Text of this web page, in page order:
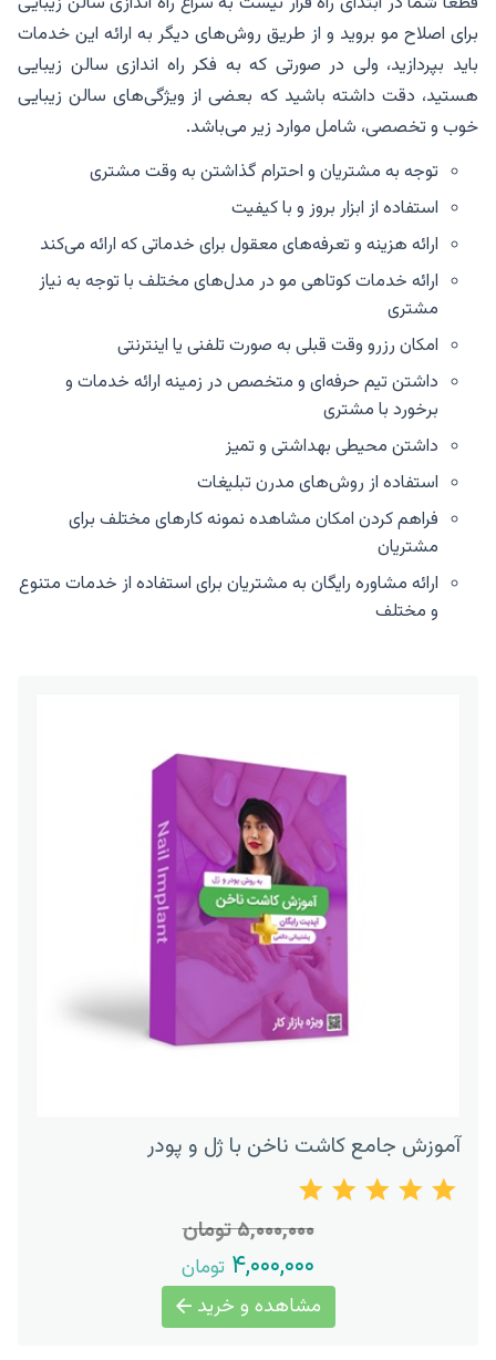
برای اصلاح مو بروید و از طریق روش‌های دیگر به ارائه این خدمات
باید بپردازید، ولی در صورتی که به فکر راه اندازی سالن زیبایی
هستید، دقت داشته باشید که بعضی از ویژگی‌های سالن زیبایی
خوب و تخصصی، شامل موارد زیر می‌باشد.
توجه به مشتریان و احترام گذاشتن به وقت مشتری
استفاده از ابزار بروز و با کیفیت
ارائه هزینه و تعرفه‌های معقول برای خدماتی که ارائه می‌کند
ارائه خدمات کوتاهی مو در مدل‌های مختلف با توجه به نیاز
مشتری
امکان رزرو وقت قبلی به صورت تلفنی یا اینترنتی
داشتن تیم حرفه‌ای و متخصص در زمینه ارائه خدمات و
برخورد با مشتری
داشتن محیطی بهداشتی و تمیز
استفاده از روش‌های مدرن تبلیغات
فراهم کردن امکان مشاهده نمونه کارهای مختلف برای
مشتریان
ارائه مشاوره رایگان به مشتریان برای استفاده از خدمات متنوع
و مختلف
آموزش جامع کاشت ناخن با ژل و پودر
۵,۰۰۰,۰۰۰ تومان
۴,۰۰۰,۰۰۰ تومان
مشاهده و خرید